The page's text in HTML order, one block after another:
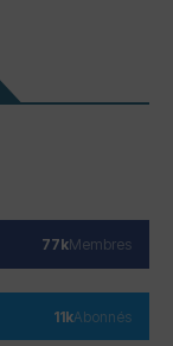
77kMembres
11kAbonnés